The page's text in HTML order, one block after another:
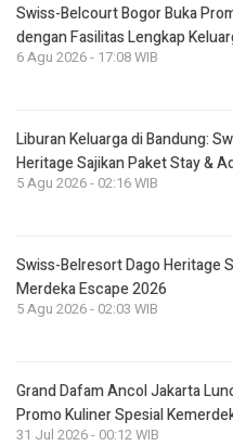
Swiss-Belcourt Bogor Buka
dengan Fasilitas Lengkap
6 Agu 2026 - 17:08 WIB
Liburan Keluarga di Bandung:
Heritage Sajikan Paket Stay &
5 Agu 2026 - 02:16 WIB
Swiss-Belresort Dago Heritage
Merdeka Escape 2026
5 Agu 2026 - 02:03 WIB
Grand Dafam Ancol Jakarta
Promo Kuliner Spesial
31 Jul 2026 - 00:12 WIB